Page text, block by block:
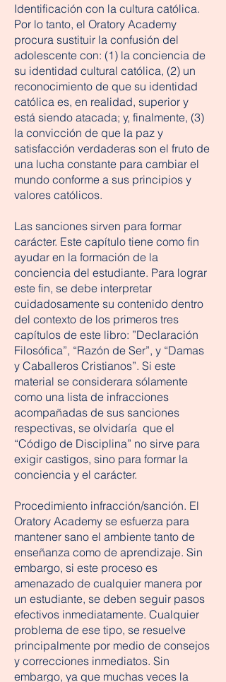
Identificación con la cultura católica.
Por lo tanto, el Oratory Academy
procura sustituir la confusión del
adolescente con: (1) la conciencia de
su identidad cultural católica, (2) un
reconocimiento de que su identidad
católica es, en realidad, superior y
está siendo atacada; y, finalmente, (3)
la convicción de que la paz y
satisfacción verdaderas son el fruto de
una lucha constante para cambiar el
mundo conforme a sus principios y
valores católicos.
Las sanciones sirven para formar
carácter. Este capítulo tiene como fin
ayudar en la formación de la
conciencia del estudiante. Para lograr
este fin, se debe interpretar
cuidadosamente su contenido dentro
del contexto de los primeros tres
capítulos de este libro: ”Declaración
Filosófica”, “Razón de Ser”, y “Damas
y Caballeros Cristianos”. Si este
material se considerara sólamente
como una lista de infracciones
acompañadas de sus sanciones
respectivas, se olvidaría que el
“Código de Disciplina” no sirve para
exigir castigos, sino para formar la
conciencia y el carácter.
Procedimiento infracción/sanción. El
Oratory Academy se esfuerza para
mantener sano el ambiente tanto de
enseñanza como de aprendizaje. Sin
embargo, si este proceso es
amenazado de cualquier manera por
un estudiante, se deben seguir pasos
efectivos inmediatamente. Cualquier
problema de ese tipo, se resuelve
principalmente por medio de consejos
y correcciones inmediatos. Sin
embargo, ya que muchas veces la